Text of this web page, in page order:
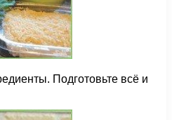
Подготовьте всё и